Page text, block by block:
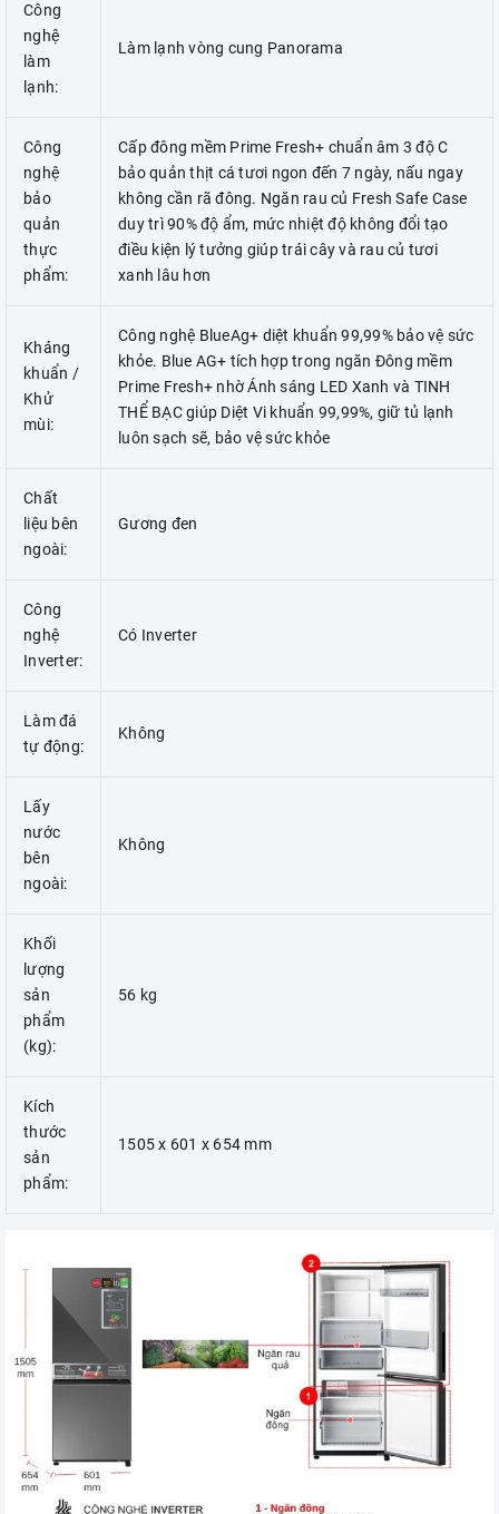
Công
nghệ
làm
lạnh:
Làm lạnh vòng cung Panorama
Công
nghệ
bảo
quản
thực
phẩm:
Cấp đông mềm Prime Fresh+ chuẩn âm 3 độ C
bảo quản thịt cá tươi ngon đến 7 ngày, nấu ngay
không cần rã đông. Ngăn rau củ Fresh Safe Case
duy trì 90% độ ẩm, mức nhiệt độ không đổi tạo
điều kiện lý tưởng giúp trái cây và rau củ tươi
xanh lâu hơn
Kháng
khuẩn /
Khử
mùi:
Công nghệ BlueAg+ diệt khuẩn 99,99% bảo vệ sức
khỏe. Blue AG+ tích hợp trong ngăn Đông mềm
Prime Fresh+ nhờ Ánh sáng LED Xanh và TINH
THỂ BẠC giúp Diệt Vi khuẩn 99,99%, giữ tủ lạnh
luôn sạch sẽ, bảo vệ sức khỏe
Chất
liệu bên
ngoài:
Gương đen
Công
nghệ
Inverter:
Có Inverter
Làm đá
tự động:
Không
Lấy
nước
bên
ngoài:
Không
Khối
lượng
sản
phẩm
(kg):
56 kg
Kích
thước
sản
phẩm:
1505 x 601 x 654 mm